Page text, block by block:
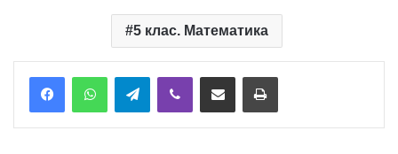
5 клас. Математика
TelegramViber Надіслати електронною поштоюНадрукувати